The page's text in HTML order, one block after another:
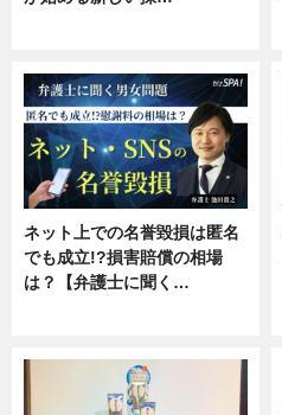
ネット上での名誉毀損は匿名
でも成立!?損害賠償の相場
は？【弁護士に聞く…